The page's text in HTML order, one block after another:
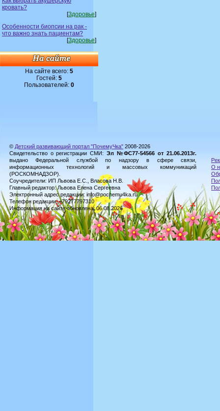
кровать?
[Здоровье]
Особенности биопсии на рак -
что важно знать пациентам?
[Здоровье]
На сайте всего: 5
Гостей: 5
Пользователей: 0
© Детский развивающий портал "ПочемуЧка" 2008-2026
Свидетельство о регистрации СМИ: Эл №ФС77-54566 от 21.06.2013г.
выдано Федеральной службой по надзору в сфере связи,
информационных технологий и массовых коммуникаций
(РОСКОМНАДЗОР).
Соучредители: ИП Львова Е.С., Власова Н.В.
Главный редактор: Львова Елена Сергеевна
Электронный адрес редакции: info@pochemu4ka.ru
Телефон редакции: +79277797310
Информация на сайте обновлена: 06.08.2026
О